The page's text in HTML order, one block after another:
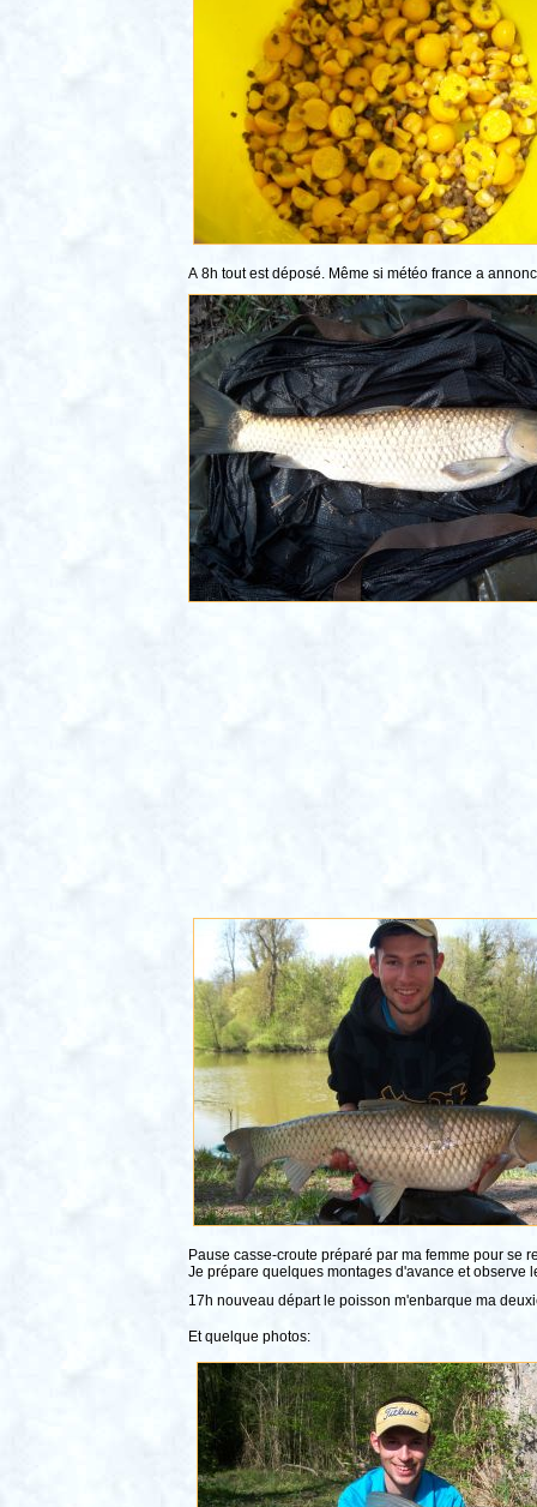
A 8h tout est déposé. Même si météo france a
Pause casse-croute préparé par ma femme pour se
Je prépare quelques montages d'avance et observe
17h nouveau départ le poisson m'enbarque ma
Et quelque photos: